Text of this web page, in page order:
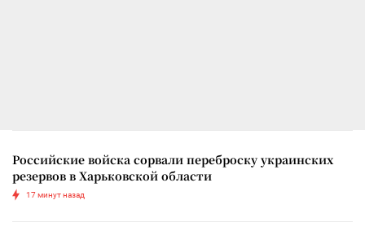
Российские войска сорвали переброску украинских
резервов в Харьковской области
17 минут назад